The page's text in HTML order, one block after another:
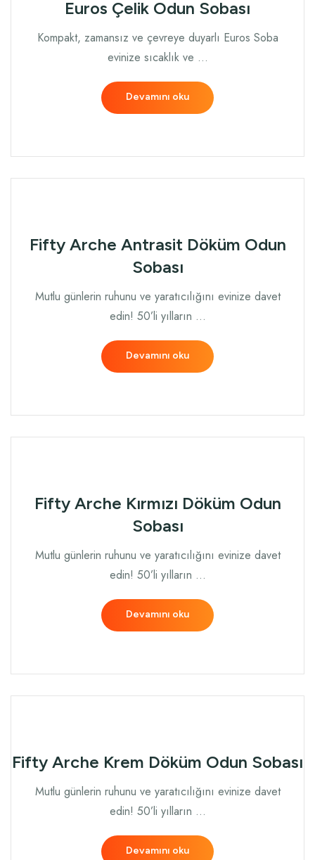
Euros Çelik Odun Sobası
Kompakt, zamansız ve çevreye duyarlı Euros Soba
evinize sıcaklık ve …
Devamını oku
Fifty Arche Antrasit Döküm Odun
Sobası
Mutlu günlerin ruhunu ve yaratıcılığını evinize davet
edin! 50’li yılların …
Devamını oku
Fifty Arche Kırmızı Döküm Odun
Sobası
Mutlu günlerin ruhunu ve yaratıcılığını evinize davet
edin! 50’li yılların …
Devamını oku
Fifty Arche Krem Döküm Odun Sobası
Mutlu günlerin ruhunu ve yaratıcılığını evinize davet
edin! 50’li yılların …
Devamını oku